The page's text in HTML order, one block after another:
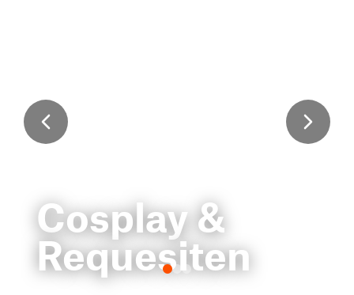
Cosplay &
Requesiten